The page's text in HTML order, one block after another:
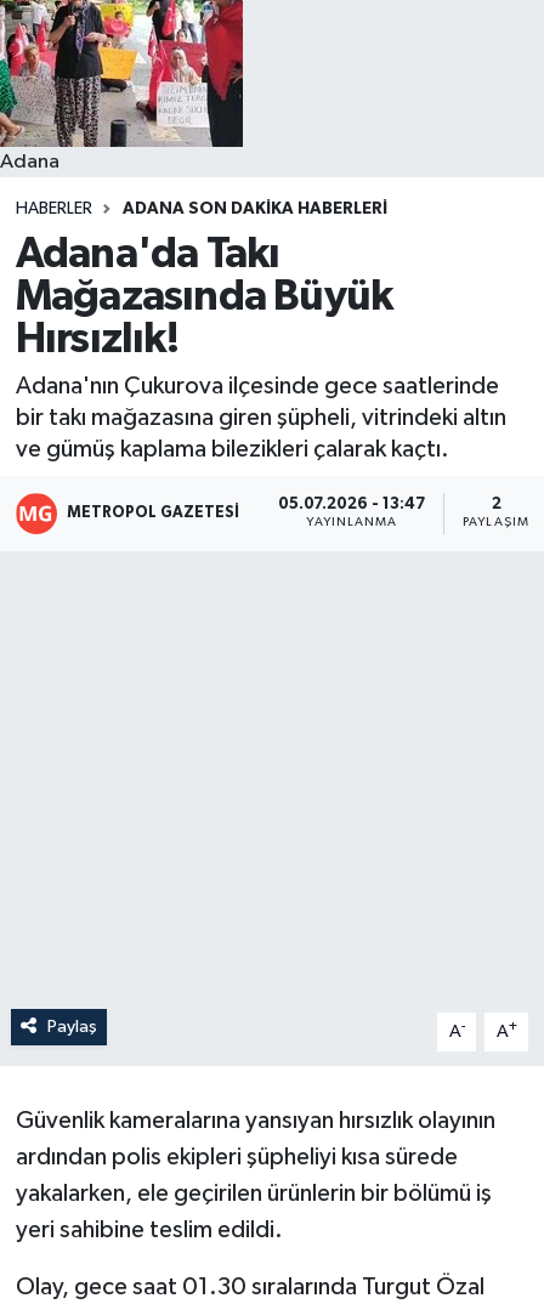
Adana
HABERLER ADANA SON DAKIKA HABERLERI
Adana'da Takı
Mağazasında Büyük
Hırsızlık!
Adana'nın Çukurova ilçesinde gece saatlerinde
bir takı mağazasına giren şüpheli, vitrindeki altın
ve gümüş kaplama bilezikleri çalarak kaçtı.
METROPOL GAZETESI 05.07.2026 - 13:47
YAYINLANMA
2
PAYLAŞIM
Paylaş A- A+
Güvenlik kameralarına yansıyan hırsızlık olayının
ardından polis ekipleri şüpheliyi kısa sürede
yakalarken, ele geçirilen ürünlerin bir bölümü iş
yeri sahibine teslim edildi.
Olay, gece saat 01.30 sıralarında Turgut Özal
Resmi İlanlar